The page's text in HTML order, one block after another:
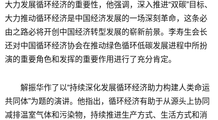
大力发展循环经济的重要性，他强调，深入推进“双碳”目标、
大力推动循环经济是中国经济发展的一场深刻革命，这条必
由之路必将开创中国经济转型发展的崭新前景。李寿生会长
还对中国循环经济协会在推动绿色循环低碳发展进程中所扮
演的重要角色和发挥的重要作用进行了充分肯定。
解振华作了以“持续深化发展循环经济助力构建人类命运
共同体”为题的演讲。他指出，循环经济有助于从源头上协同
减排温室气体和污染物，持续推进生产方式、生活方式和消